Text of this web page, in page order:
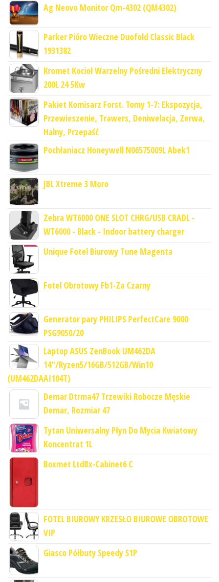
Ag Neovo Monitor Qm-4302 (QM4302)
Parker Pióro Wieczne Duofold Classic Black
1931382
Kromet Kocioł Warzelny Pośredni Elektryczny
200L 24 5Kw
Pakiet Komisarz Forst. Tomy 1-7: Ekspozycja,
Przewieszenie, Trawers, Deniwelacja, Zerwa,
Halny, Przepaść
Pochłaniacz Honeywell N06575009L Abek1
JBL Xtreme 3 Moro
Zebra WT6000 ONE SLOT CHRG/USB CRADL -
WT6000 - Black - Indoor battery charger
Unique Fotel Biurowy Tune Magenta
Fotel Obrotowy Fb1-Za Czarny
Generator pary PHILIPS PerfectCare 9000
PSG9050/20
Laptop ASUS ZenBook UM462DA
14"/Ryzen5/16GB/512GB/Win10
(UM462DAAI104T)
Demar Dtrma47 Trzewiki Robocze Męskie
Demar, Rozmiar 47
Tytan Uniwersalny Płyn Do Mycia Kwiatowy
Koncentrat 1L
Boxmet LtdBx-Cabinet6 C
FOTEL BIUROWY KRZESŁO BIUROWE OBROTOWE
VIP
Giasco Półbuty Speedy S1P